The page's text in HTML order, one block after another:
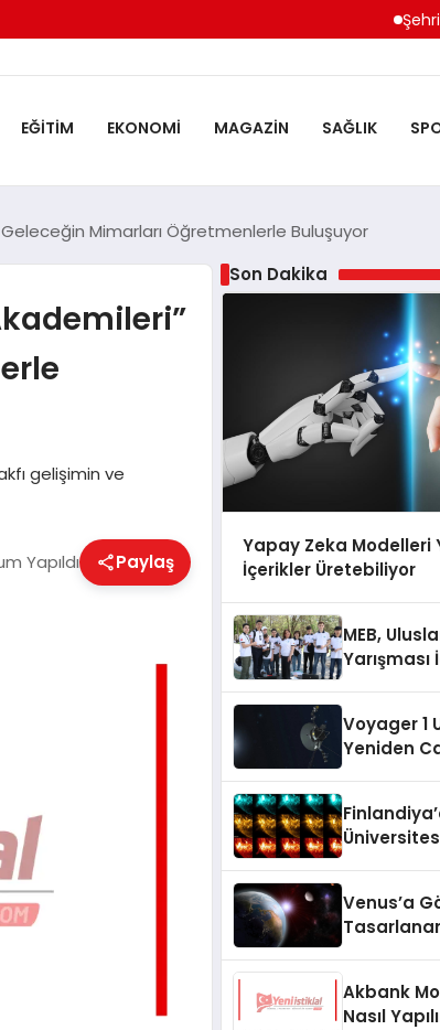
Şehrin
EĞITIM EKONOMI MAGAZIN SAĞLIK
Mimarları Öğretmenlerle Buluşuyor
gelişimin ve
Yapıldı Paylaş
Son Dakika
Yapay Zeka Modelleri
İçerikler Üretebiliyor
MEB,
Yarışması
Voyager 1
Yeniden
Venus’a
Akbank
Nasıl